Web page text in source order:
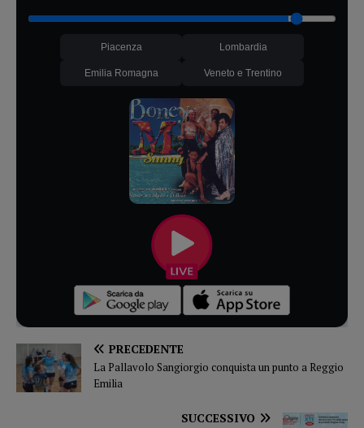
Piacenza Lombardia
Emilia Romagna Veneto e Trentino
PRECEDENTE
La Pallavolo Sangiorgio conquista un punto a Reggio
Emilia
SUCCESSIVO